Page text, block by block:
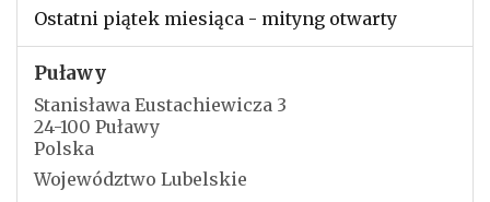
Ostatni piątek miesiąca - mityng otwarty
Puławy
Stanisława Eustachiewicza 3
24-100 Puławy
Polska
Województwo Lubelskie